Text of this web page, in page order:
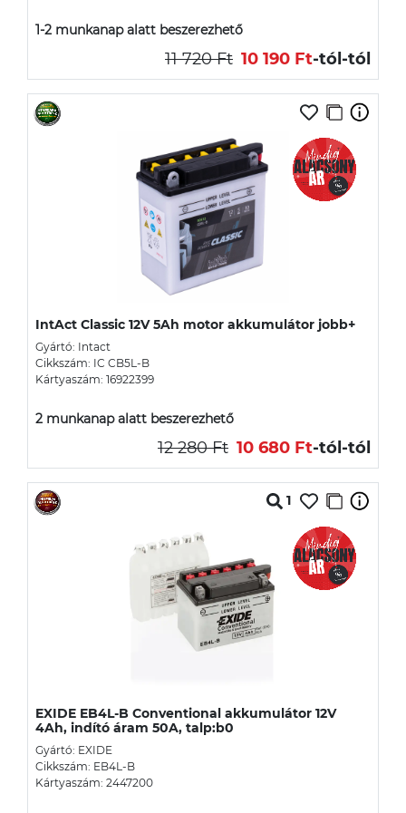
1-2 munkanap alatt beszerezhető
11 720 Ft 10 190 Ft-tól-tól
IntAct Classic 12V 5Ah motor akkumulátor jobb+
Gyártó: Intact
Cikkszám: IC CB5L-B
Kártyaszám: 16922399
2 munkanap alatt beszerezhető
12 280 Ft 10 680 Ft-tól-tól
1
EXIDE EB4L-B Conventional akkumulátor 12V
4Ah, indító áram 50A, talp:b0
Gyártó: EXIDE
Cikkszám: EB4L-B
Kártyaszám: 2447200